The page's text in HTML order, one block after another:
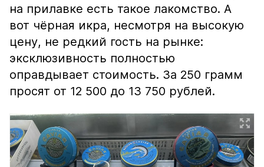
на прилавке есть такое лакомство. А
вот чёрная икра, несмотря на высокую
цену, не редкий гость на рынке:
эксклюзивность полностью
оправдывает стоимость. За 250 грамм
просят от 12 500 до 13 750 рублей.